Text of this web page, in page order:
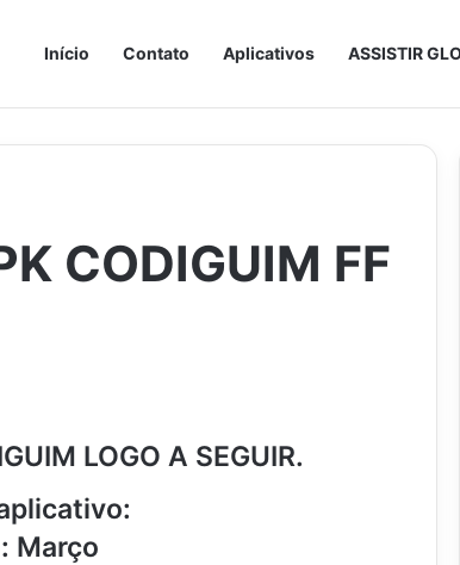
Início Contato Aplicativos ASSISTIR
CODIGUIM FF
LOGO A SEGUIR.
Março